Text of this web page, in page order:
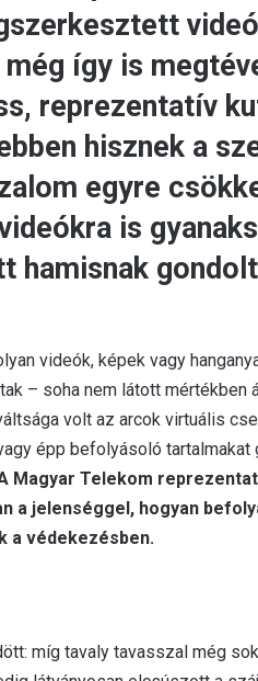
így is
reprezentatív
hisznek a
egyre
is
hamisnak
videók, képek vagy
– soha nem látott mértékben
volt az arcok virtuális
épp befolyásoló tartalmakat
Magyar Telekom
a jelenséggel, hogyan
a védekezésben.
míg tavaly tavasszal még